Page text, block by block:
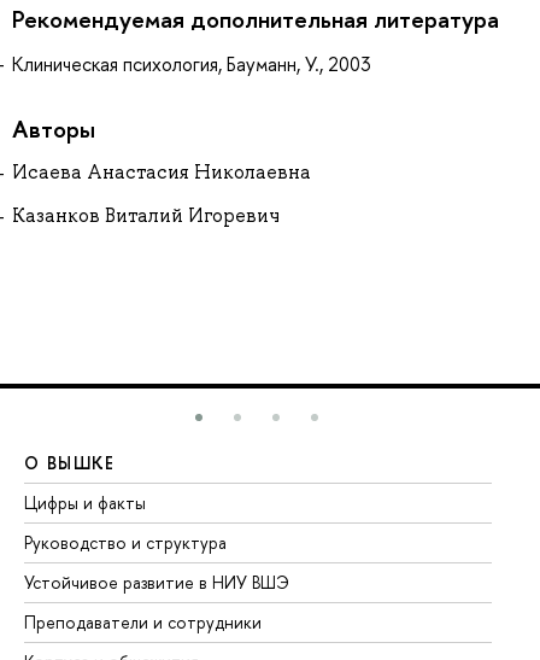
Рекомендуемая дополнительная литература
Клиническая психология, Бауманн, У., 2003
Авторы
Исаева Анастасия Николаевна
Казанков Виталий Игоревич
О ВЫШКЕ
Цифры и факты
Руководство и структура
Устойчивое развитие в НИУ ВШЭ
Преподаватели и сотрудники